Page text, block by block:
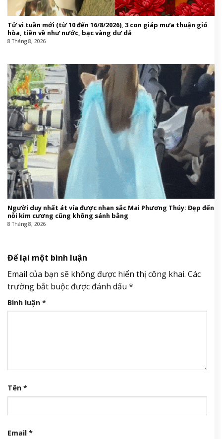
Tử vi tuần mới (từ 10 đến 16/8/2026), 3 con giáp mưa thuận gió
hòa, tiền về như nước, bạc vàng dư dả
8 Tháng 8, 2026
Người duy nhất át vía được nhan sắc Mai Phương Thúy: Đẹp đến
nỗi kim cương cũng không sánh bằng
8 Tháng 8, 2026
Để lại một bình luận
Email của bạn sẽ không được hiển thị công khai. Các
trường bắt buộc được đánh dấu *
Bình luận *
Tên *
Email *